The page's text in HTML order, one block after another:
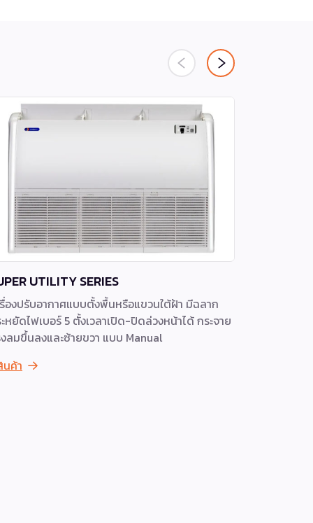
UTILITY SERIES
องปรับอากาศแบบตั้งพื้นหรือแขวนใต้ฝ้า มีฉลาก
หยัดไฟเบอร์ 5 ตั้งเวลาเปิด-ปิดล่วงหน้าได้ กระจาย
ลมขึ้นลงและซ้ายขวา แบบ Manual
ค้า